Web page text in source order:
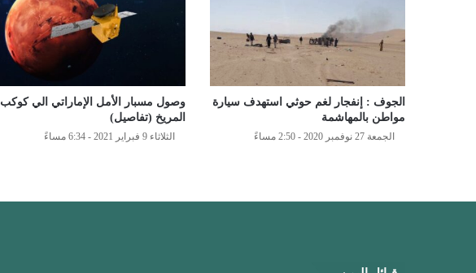
الجوف : إنفجار لغم حوثي استهدف سيارة
مواطن بالمهاشمة
الجمعة 27 نوفمبر 2020 - 2:50 مساءً
وصول مسبار الأمل الإماراتي الي كوكب
المريخ (تفاصيل)
الثلاثاء 9 فبراير 2021 - 6:34 مساءً